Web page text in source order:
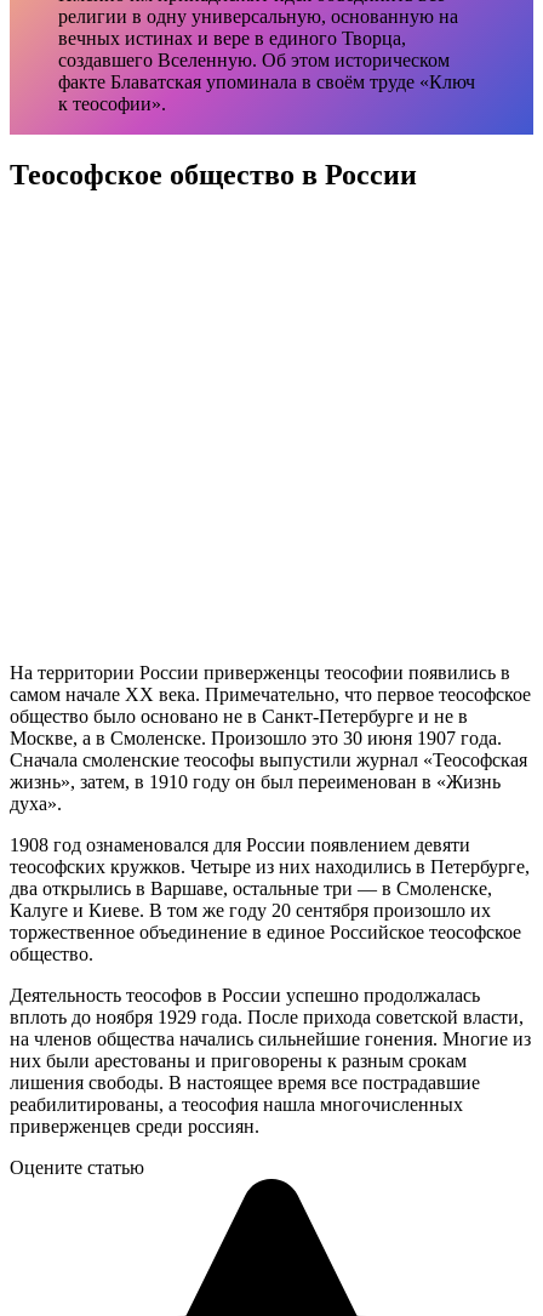
религии в одну универсальную, основанную на
вечных истинах и вере в единого Творца,
создавшего Вселенную. Об этом историческом
факте Блаватская упоминала в своём труде «Ключ
к теософии».
Теософское общество в России
На территории России приверженцы теософии появились в
самом начале XX века. Примечательно, что первое теософское
общество было основано не в Санкт-Петербурге и не в
Москве, а в Смоленске. Произошло это 30 июня 1907 года.
Сначала смоленские теософы выпустили журнал «Теософская
жизнь», затем, в 1910 году он был переименован в «Жизнь
духа».
1908 год ознаменовался для России появлением девяти
теософских кружков. Четыре из них находились в Петербурге,
два открылись в Варшаве, остальные три — в Смоленске,
Калуге и Киеве. В том же году 20 сентября произошло их
торжественное объединение в единое Российское теософское
общество.
Деятельность теософов в России успешно продолжалась
вплоть до ноября 1929 года. После прихода советской власти,
на членов общества начались сильнейшие гонения. Многие из
них были арестованы и приговорены к разным срокам
лишения свободы. В настоящее время все пострадавшие
реабилитированы, а теософия нашла многочисленных
приверженцев среди россиян.
Оцените статью